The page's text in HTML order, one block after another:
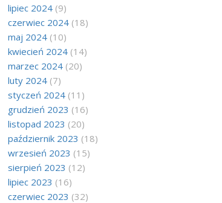
lipiec 2024(9)
czerwiec 2024(18)
maj 2024(10)
kwiecień 2024(14)
marzec 2024(20)
luty 2024(7)
styczeń 2024(11)
grudzień 2023 (16)
listopad 2023 (20)
październik 2023 (18)
wrzesień 2023 (15)
sierpień 2023 (12)
lipiec 2023 (16)
czerwiec 2023 (32)